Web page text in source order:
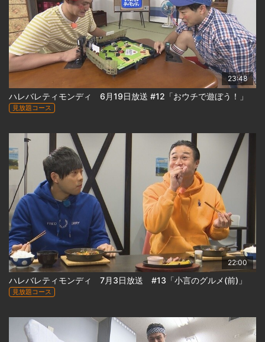
23:48
ハレバレティモンディ 6月19日放送 #12「おウチで遊ぼう！」
見放題コース
22:00
ハレバレティモンディ 7月3日放送 #13「小言のグルメ(前)」
見放題コース